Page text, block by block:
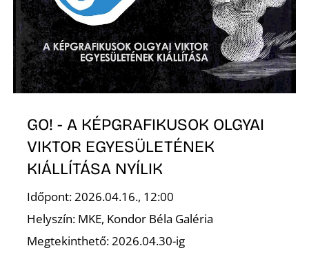
GO! - A KÉPGRAFIKUSOK OLGYAI
VIKTOR EGYESÜLETÉNEK
KIÁLLÍTÁSA NYÍLIK
Időpont: 2026.04.16., 12:00
Helyszín: MKE, Kondor Béla Galéria
Megtekinthető: 2026.04.30-ig